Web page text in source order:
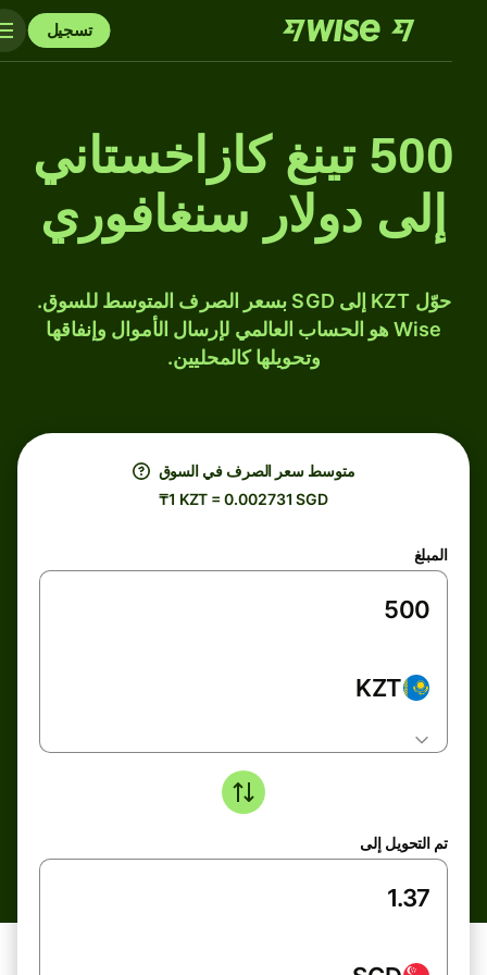
تسجيل
500 تينغ كازاخستاني
إلى دولار سنغافوري
حوّل KZT إلى SGD بسعر الصرف المتوسط للسوق.
Wise هو الحساب العالمي لإرسال الأموال وإنفاقها
وتحويلها كالمحليين.
متوسط ​​سعر الصرف في السوق
₸1 KZT = 0.002731 SGD
المبلغ
KZT
تم التحويل إلى